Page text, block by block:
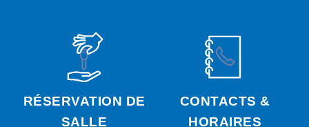
RÉSERVATION DE
SALLE
CONTACTS &
HORAIRES